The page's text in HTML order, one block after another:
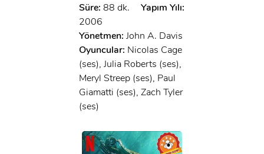
Süre: 88 dk.
Yapım Yılı:
2006
Yönetmen: John A. Davis
Oyuncular: Nicolas Cage
(ses), Julia Roberts (ses),
Meryl Streep (ses), Paul
Giamatti (ses), Zach Tyler
(ses)